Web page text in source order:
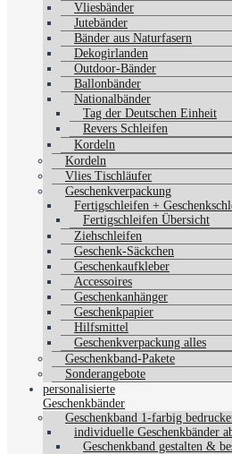
Vliesbänder
Jutebänder
Bänder aus Naturfasern
Dekogirlanden
Outdoor-Bänder
Ballonbänder
Nationalbänder
Tag der Deutschen Einheit
Revers Schleifen
Kordeln
Kordeln
Vlies Tischläufer
Geschenkverpackung
Fertigschleifen +
Fertigschleifen Übersicht
Ziehschleifen
Geschenk-Säckchen
Geschenkaufkleber
Accessoires
Geschenkanhänger
Geschenkpapier
Hilfsmittel
Geschenkverpackung alles
Geschenkband-Pakete
Sonderangebote
personalisierte
Geschenkbänder
Geschenkband 1-farbig
individuelle Geschenkbänder
Geschenkband gestalten &